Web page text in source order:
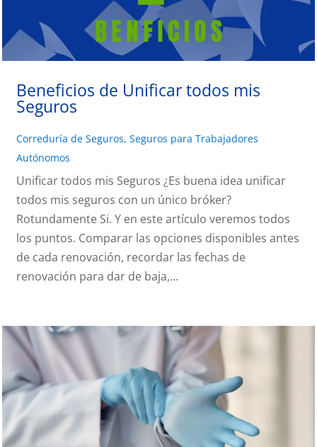
Beneficios de Unificar todos mis
Seguros
Correduría de Seguros, Seguros para Trabajadores
Autónomos
Unificar todos mis Seguros ¿Es buena idea unificar
todos mis seguros con un único bróker?
Rotundamente Si. Y en este artículo veremos todos
los puntos. Comparar las opciones disponibles antes
de cada renovación, recordar las fechas de
renovación para dar de baja,...